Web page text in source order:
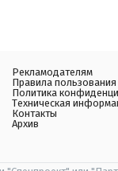
Рекламодателям
Правила пользования
Политика
Техническая
Контакты
Архив